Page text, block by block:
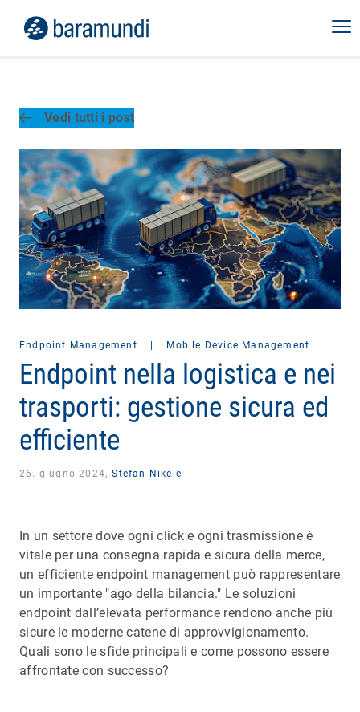
Vedi tutti i post
Endpoint Management | Mobile Device Management
Endpoint nella logistica e nei
trasporti: gestione sicura ed
efficiente
26. giugno 2024, Stefan Nikele
In un settore dove ogni click e ogni trasmissione è
vitale per una consegna rapida e sicura della merce,
un efficiente endpoint management può rappresentare
un importante "ago della bilancia." Le soluzioni
endpoint dall’elevata performance rendono anche più
sicure le moderne catene di approvvigionamento.
Quali sono le sfide principali e come possono essere
affrontate con successo?